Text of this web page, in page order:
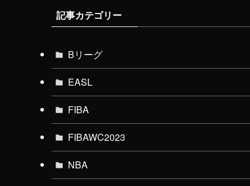
記事カテゴリー
Bリーグ
EASL
FIBA
FIBAWC2023
NBA